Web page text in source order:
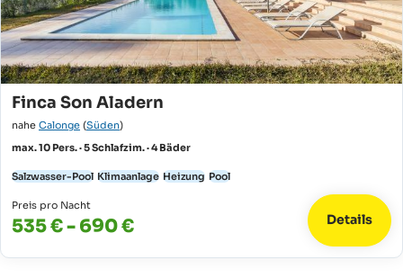
Finca Son Aladern
nahe Calonge (Süden)
max. 10 Pers. · 5 Schlafzim. · 4 Bäder
Salzwasser-Pool Klimaanlage Heizung Pool
Preis pro Nacht
535 € - 690 € Details